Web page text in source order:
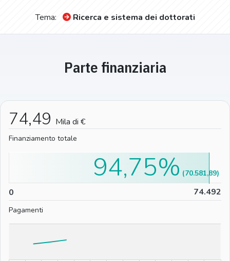
Tema: Ricerca e sistema dei dottorati
Parte finanziaria
74,49 Mila di €
Finanziamento totale
0 74.492
94,75% (70.581,89)
Pagamenti